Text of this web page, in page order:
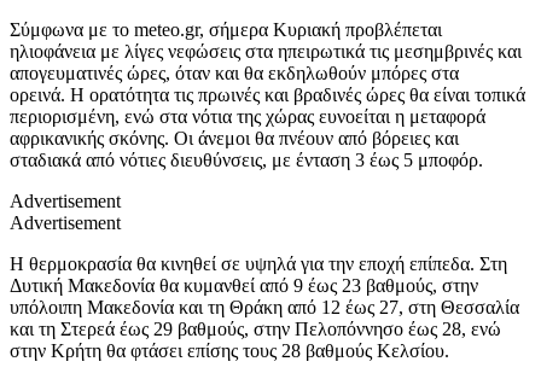
Σύμφωνα με το meteo.gr, σήμερα Κυριακή προβλέπεται
ηλιοφάνεια με λίγες νεφώσεις στα ηπειρωτικά τις μεσημβρινές και
απογευματινές ώρες, όταν και θα εκδηλωθούν μπόρες στα
ορεινά. Η ορατότητα τις πρωινές και βραδινές ώρες θα είναι τοπικά
περιορισμένη, ενώ στα νότια της χώρας ευνοείται η μεταφορά
αφρικανικής σκόνης. Οι άνεμοι θα πνέουν από βόρειες και
σταδιακά από νότιες διευθύνσεις, με ένταση 3 έως 5 μποφόρ.
Advertisement
Advertisement
Η θερμοκρασία θα κινηθεί σε υψηλά για την εποχή επίπεδα. Στη
Δυτική Μακεδονία θα κυμανθεί από 9 έως 23 βαθμούς, στην
υπόλοιπη Μακεδονία και τη Θράκη από 12 έως 27, στη Θεσσαλία
και τη Στερεά έως 29 βαθμούς, στην Πελοπόννησο έως 28, ενώ
στην Κρήτη θα φτάσει επίσης τους 28 βαθμούς Κελσίου.